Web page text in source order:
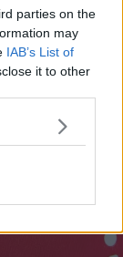
parties on the
may
IAB’s List of
it to other